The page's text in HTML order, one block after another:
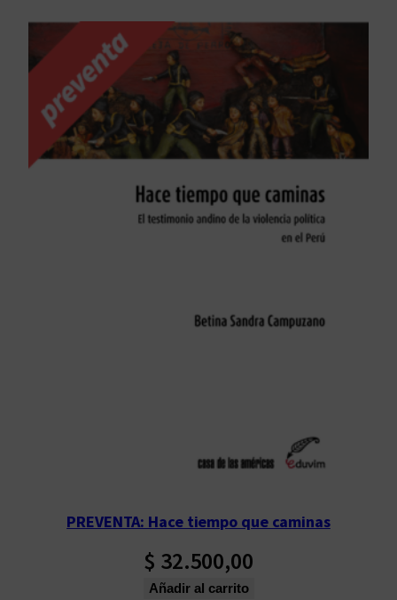
PREVENTA: Hace tiempo que caminas
$ 32.500,00
Añadir al carrito